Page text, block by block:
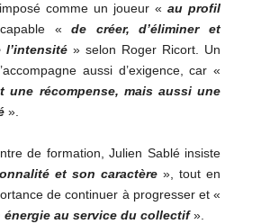
comme un joueur « au profil
«de créer, d’éliminer et
l’intensité » selon Roger Ricort. Un
aussi d’exigence, car «
une récompense, mais aussi une
».
de formation, Julien Sablé insiste
et son caractère », tout en
de continuer à progresser et «
énergie au service du collectif».